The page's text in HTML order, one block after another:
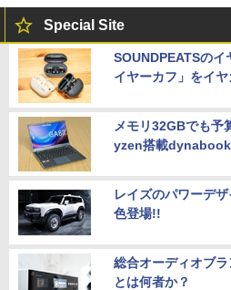
Special Site
SOUNDPEATSのイ
イヤーカフ」をイ
メモリ32GBでも予
yzen搭載dynabook
レイズのパワーデ
色登場!!
総合オーディオブ
とは何者か？